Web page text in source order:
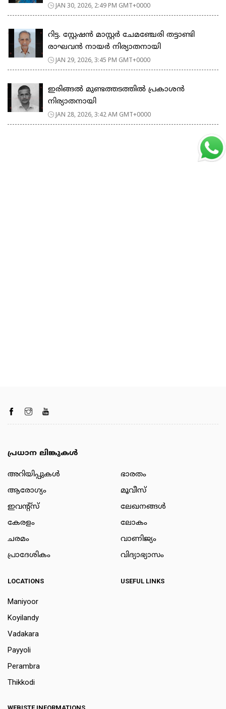
JAN 30, 2026, 2:49 PM GMT+0000
റിട്ട. സ്റ്റേഷൻ മാസ്റ്റർ ചേമഞ്ചേരി തട്ടാണ്ടി
രാഘവൻ നായർ നിര്യാതനായി
JAN 29, 2026, 3:45 PM GMT+0000
ഇരിങ്ങൽ മുണ്ടത്തടത്തിൽ പ്രകാശൻ
നിര്യാതനായി
JAN 28, 2026, 3:42 AM GMT+0000
പ്രധാന ലിങ്കുകൾ
അറിയിപ്പുകള്‍
ആരോഗ്യം
ഇവന്റ്സ്
കേരളം
ചരമം
പ്രാദേശികം
ഭാരതം
മൂവീസ്
ലേഖനങ്ങള്‍
ലോകം
വാണിജ്യം
വിദ്യാഭ്യാസം
LOCATIONS
Maniyoor
Koyilandy
Vadakara
Payyoli
Perambra
Thikkodi
USEFUL LINKS